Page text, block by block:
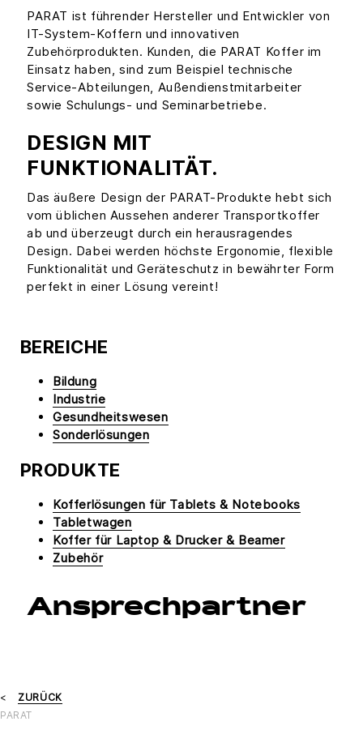
PARAT ist führender Hersteller und Entwickler von
IT-System-Koffern und innovativen
Zubehörprodukten. Kunden, die PARAT Koffer im
Einsatz haben, sind zum Beispiel technische
Service-Abteilungen, Außendienstmitarbeiter
sowie Schulungs- und Seminarbetriebe.
DESIGN MIT
FUNKTIONALITÄT.
Das äußere Design der PARAT-Produkte hebt sich
vom üblichen Aussehen anderer Transportkoffer
ab und überzeugt durch ein herausragendes
Design. Dabei werden höchste Ergonomie, flexible
Funktionalität und Geräteschutz in bewährter Form
perfekt in einer Lösung vereint!
BEREICHE
Bildung
Industrie
Gesundheitswesen
Sonderlösungen
PRODUKTE
Kofferlösungen für Tablets & Notebooks
Tabletwagen
Koffer für Laptop & Drucker & Beamer
Zubehör
Ansprechpartner
ZURÜCK
PARAT